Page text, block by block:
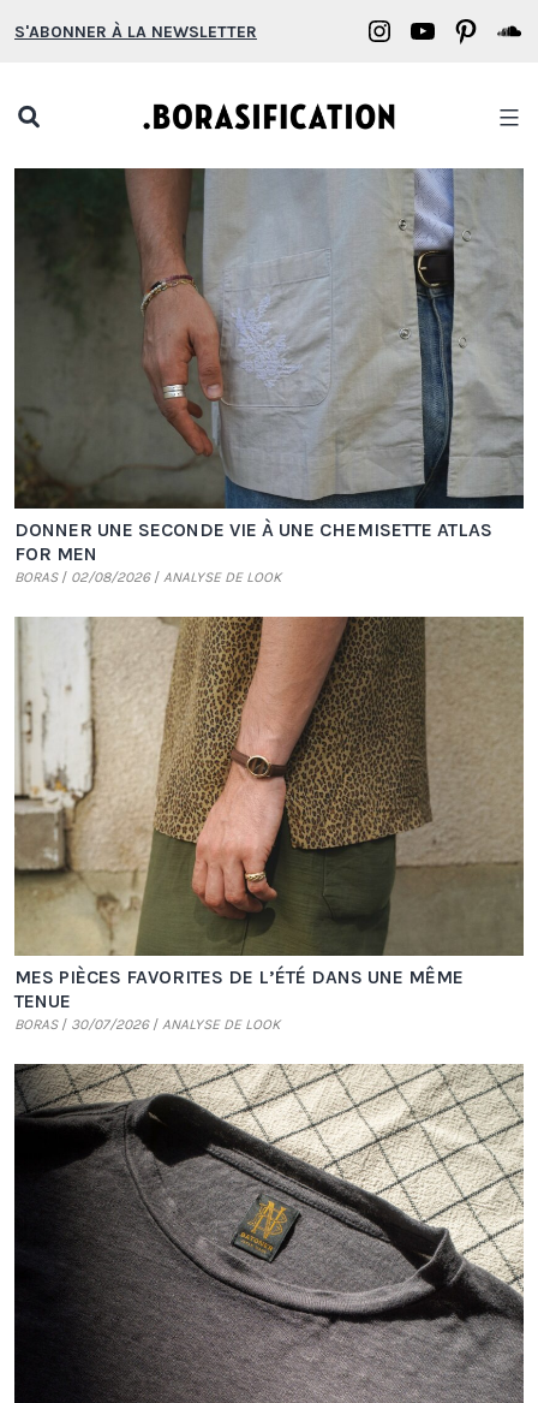
au
S'ABONNER À LA NEWSLETTER
Borasification
BORASIFICATION
DONNER UNE SECONDE VIE À UNE CHEMISETTE ATLAS
FOR MEN
BORAS 02/08/2026 ANALYSE DE LOOK
MES PIÈCES FAVORITES DE L’ÉTÉ DANS UNE MÊME
TENUE
BORAS 30/07/2026 ANALYSE DE LOOK